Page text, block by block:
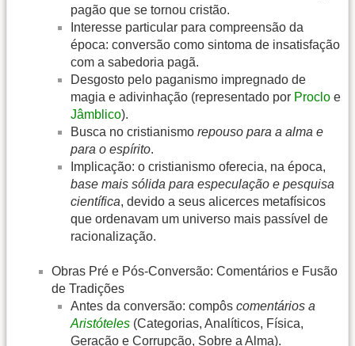
pagão que se tornou cristão.
Interesse particular para compreensão da
época: conversão como sintoma de insatisfação
com a sabedoria pagã.
Desgosto pelo paganismo impregnado de
magia e adivinhação (representado por Proclo e
Jâmblico).
Busca no cristianismo repouso para a alma e
para o espírito.
Implicação: o cristianismo oferecia, na época,
base mais sólida para especulação e pesquisa
científica, devido a seus alicerces metafísicos
que ordenavam um universo mais passível de
racionalização.
Obras Pré e Pós-Conversão: Comentários e Fusão
de Tradições
Antes da conversão: compôs comentários a
Aristóteles (Categorias, Analíticos, Física,
Geração e Corrupção, Sobre a Alma).